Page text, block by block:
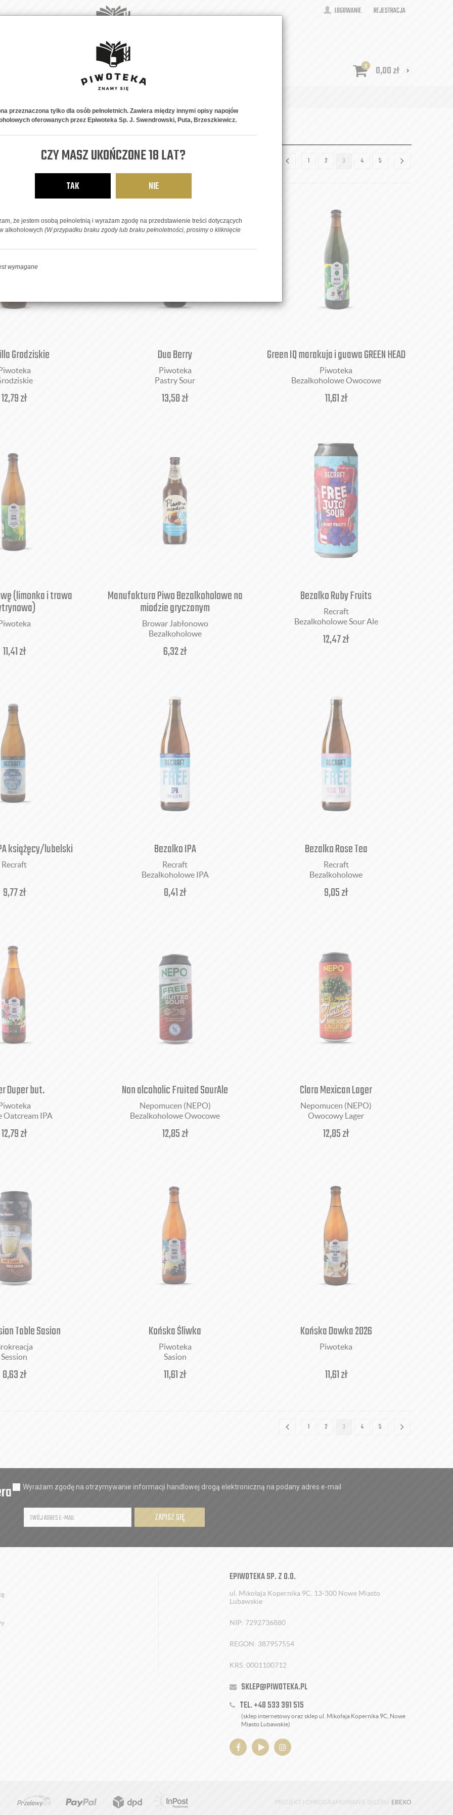
LOGOWANIE REJESTRACJA
PIWNE STYLE NA PREZENT 0 0,00zł
Pokaż: 1 2 3 4 5
Grodziskie
12,79zł
Dua Berry
Piwoteka
Pastry Sour
13,58zł
Green IQ marakuja i guawa GREEN HEAD
Piwoteka
Bezalkoholowe Owocowe
11,61zł
(limonka i trawa
11,41zł
Manufaktura Piwo Bezalkoholowe na
miodzie gryczanym
Browar Jabłonowo
Bezalkoholowe
6,32zł
Bezalko Ruby Fruits
Recraft
Bezalkoholowe Sour Ale
12,47zł
książęcy/lubelski
Recraft
9,77zł
Bezalko IPA
Recraft
Bezalkoholowe IPA
8,41zł
Bezalko Rose Tea
Recraft
Bezalkoholowe
9,05zł
Duper but.
Oatcream IPA
12,79zł
Non alcoholic Fruited SourAle
Nepomucen (NEPO)
Bezalkoholowe Owocowe
12,85zł
Clara Mexican Lager
Nepomucen (NEPO)
Owocowy Lager
12,85zł
Table Sasion
Session
8,63zł
Końska Śliwka
Piwoteka
Sasion
11,61zł
Końska Dawka 2026
Piwoteka
11,61zł
1 2 3 4 5
Wyrażam zgodę na otrzymywanie informacji handlowej drogą elektroniczną na podany adres e-mail
ZAPISZ SIĘ
EPIWOTEKA SP. Z O.O.
ul. Mikołaja Kopernika 9C, 13-300 Nowe Miasto
Lubawskie
NIP: 7292736880
REGON: 387957554
KRS: 0001100712
SKLEP@PIWOTEKA.PL
TEL. +48 533 391 515
(sklep internetowy oraz sklep ul. Mikołaja Kopernika 9C, Nowe
Miasto Lubawskie)
PROJEKT I OPROGRAMOWANIE SKLEPU: EBEXO
przeznaczona tylko dla osób pełnoletnich. Zawiera między innymi opisy napojów
oferowanych przez Epiwoteka Sp. J. Swendrowski, Puta, Brzeszkiewicz.
CZY MASZ UKOŃCZONE 18 LAT?
TAK NIE
że jestem osobą pełnoletnią i wyrażam zgodę na przedstawienie treści dotyczących
alkoholowych (W przypadku braku zgody lub braku pełnoletności, prosimy o kliknięcie
wymagane